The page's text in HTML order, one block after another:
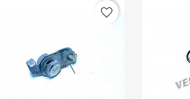
favorite_border